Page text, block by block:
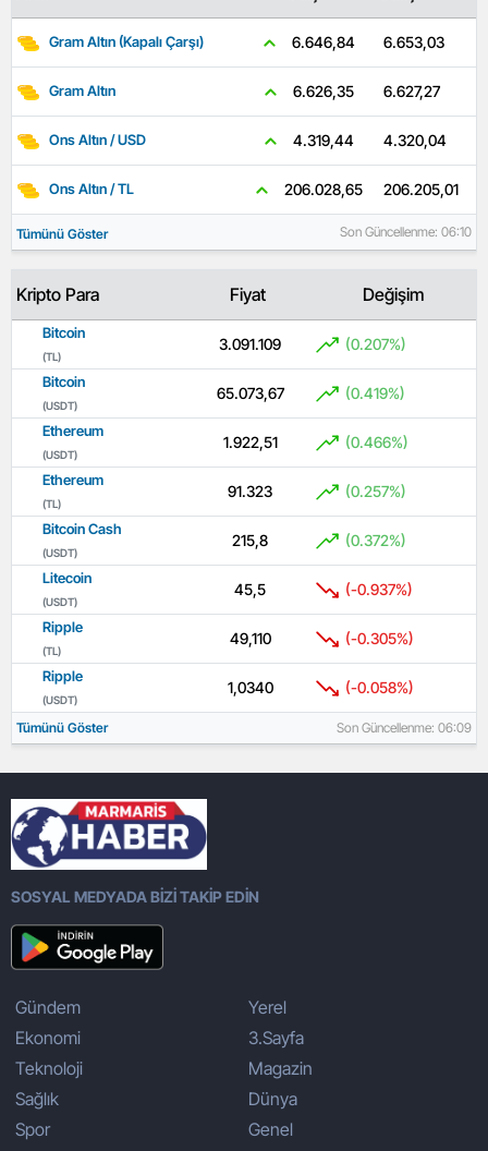
Gram Altın (Kapalı Çarşı) 6.646,84 6.653,03
Gram Altın 6.626,35 6.627,27
Ons Altın / USD 4.319,44 4.320,04
Ons Altın / TL 206.028,65 206.205,01
Tümünü Göster Son Güncellenme: 06:10
Kripto Para Fiyat Değişim
Bitcoin
(TL)
3.091.109 (0.207%)
Bitcoin
(USDT)
65.073,67 (0.419%)
Ethereum
(USDT)
1.922,51 (0.466%)
Ethereum
(TL)
91.323 (0.257%)
Bitcoin Cash
(USDT)
215,8 (0.372%)
Litecoin
(USDT)
45,5 (-0.937%)
Ripple
(TL)
49,110 (-0.305%)
Ripple
(USDT)
1,0340 (-0.058%)
Tümünü Göster Son Güncellenme: 06:09
SOSYAL MEDYADA BİZİ TAKİP EDİN
Gündem
Ekonomi
Teknoloji
Sağlık
Spor
Yerel
3.Sayfa
Magazin
Dünya
Genel